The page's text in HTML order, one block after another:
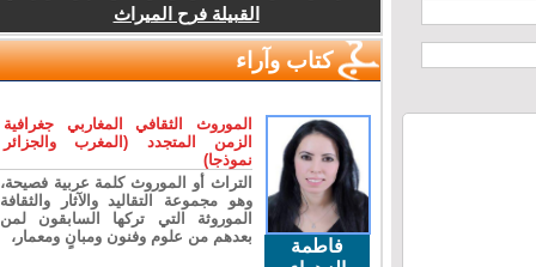
القبيلة فرح الميراث
كتاب وآراء
فاطمة
الموروث الثقافي المغاربي جغرافية
الزمن المتجدد (المغرب والجزائر
نموذجا)
التراث أو الموروث كلمة عربية فصيحة،
وهو مجموعة التقاليد والآثار والثقافة
الموروثة التي تركها السابقون لمن
بعدهم من علوم وفنون ومبانٍ ومعمار،